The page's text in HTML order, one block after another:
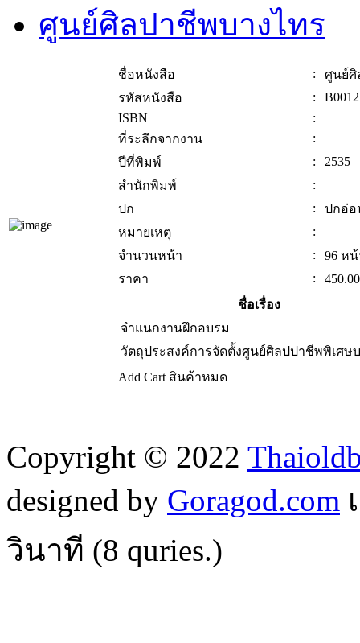
ศูนย์ศิลปาชีพบางไทร
ชื่อหนังสือ :
ศูนย์ศิ
รหัสหนังสือ
:
ISBN
:
ที่ระลึกจากงาน
:
ปีที่พิมพ์
:
2535
สำนักพิมพ์
:
ปก
:
ปกอ่อ
หมายเหตุ
:
จำนวนหน้า
:
96 ห
ราคา
:
450.00
ชื่อเรื่อง
จำแนกงานฝึกอบรม
วัตถุประสงค์การจัดตั้งศูนย์ศิลปปาชีพพิเศษ
Add Cart สินค้าหมด
Copyright © 2022
designed by Goragod.com
วินาที (8 quries.)